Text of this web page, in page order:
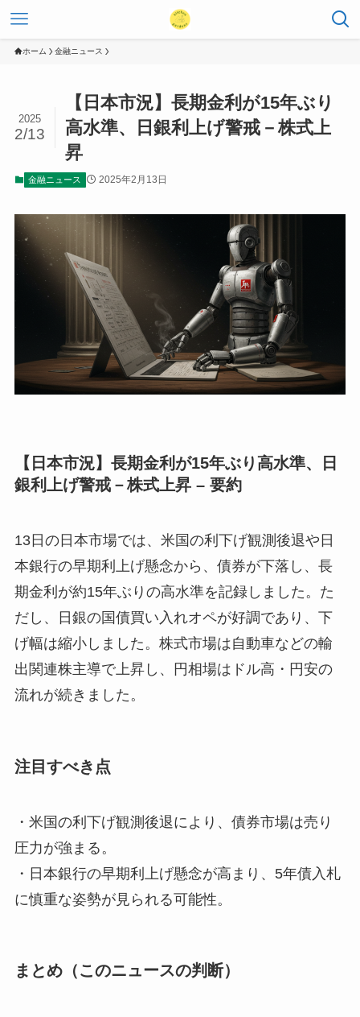
ホーム 金融ニュース
【日本市況】長期金利が15年ぶり
高水準、日銀利上げ警戒－株式上
昇
2025
2/13
金融ニュース 2025年2月13日
【日本市況】長期金利が15年ぶり高水準、日
銀利上げ警戒－株式上昇 – 要約
13日の日本市場では、米国の利下げ観測後退や日
本銀行の早期利上げ懸念から、債券が下落し、長
期金利が約15年ぶりの高水準を記録しました。た
だし、日銀の国債買い入れオペが好調であり、下
げ幅は縮小しました。株式市場は自動車などの輸
出関連株主導で上昇し、円相場はドル高・円安の
流れが続きました。
注目すべき点
・米国の利下げ観測後退により、債券市場は売り
圧力が強まる。
・日本銀行の早期利上げ懸念が高まり、5年債入札
に慎重な姿勢が見られる可能性。
まとめ（このニュースの判断）